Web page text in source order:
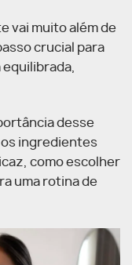
vai muito além de
crucial para
equilibrada,
desse
ingredientes
como escolher
uma rotina de